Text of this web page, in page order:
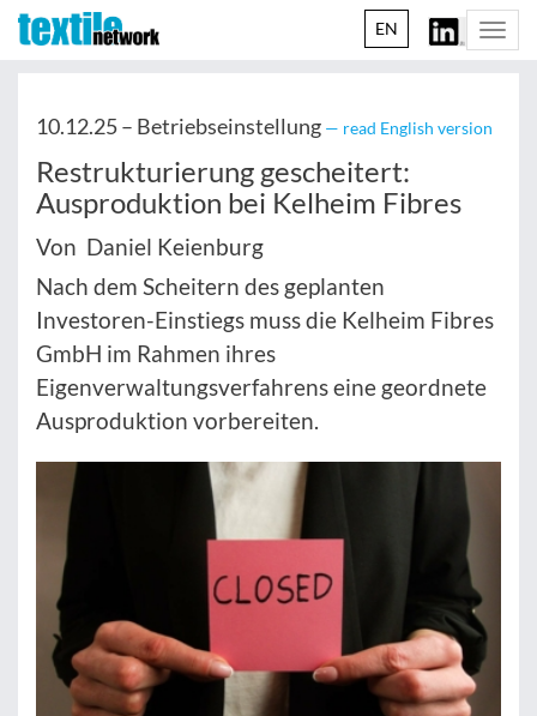
EN
10.12.25 – Betriebseinstellung — read English version
Restrukturierung gescheitert:
Ausproduktion bei Kelheim Fibres
Von Daniel Keienburg
Nach dem Scheitern des geplanten
Investoren-Einstiegs muss die Kelheim Fibres
GmbH im Rahmen ihres
Eigenverwaltungsverfahrens eine geordnete
Ausproduktion vorbereiten.